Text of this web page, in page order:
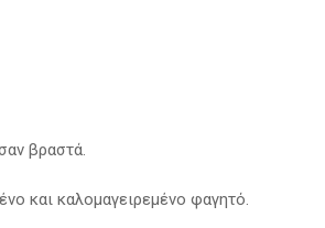
βραστά.
και καλομαγειρεμένο φαγητό.